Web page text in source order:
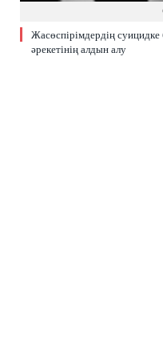
Жасөспірімдердің суицидке
әрекетінің алдын алу